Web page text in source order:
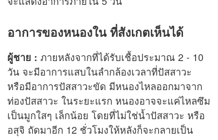
อาการของหนองใน ที่สังเกตเห็นได้
ผู้ชาย : ภายหลังจากที่ได้รับเชื้อประมาณ 2 - 10
วัน จะมีอาการแสบในลำกล้องเวลาที่ปัสสาวะ
หรือมีอาการปัสสาวะขัด มีหนองไหลออกมาจาก
ท่องปัสสาวะ ในระยะแรก หนองอาจจะแค่ไหลซึม
เป็นมูกใสๆ เล็กน้อย โดยที่ไม่ใช่น้ำปัสสาวะ หรือ
อสุจิ ถัดมาอีก 12 ชั่วโมงให้หลังก็จะกลายเป็น